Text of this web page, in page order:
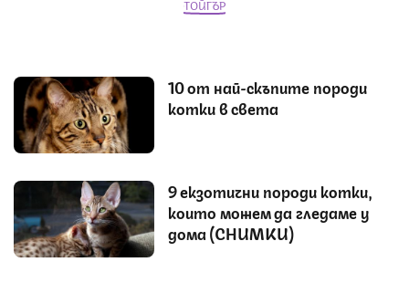
ТОЙГЪР
10 от най-скъпите породи
котки в света
9 екзотични породи котки,
които можем да гледаме у
дома (СНИМКИ)